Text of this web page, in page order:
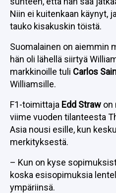
Niin ei kuitenkaan käynyt,
tauko kisakuskin töistä.
Suomalainen on aiemmin
hän oli lähellä siirtyä
markkinoille tuli Carlos
Williamsille.
F1-toimittaja Edd Straw on
viime vuoden tilanteesta
Asia nousi esille, kun
merkityksestä.
– Kun on kyse
koska esisopimuksia
ympäriinsä.